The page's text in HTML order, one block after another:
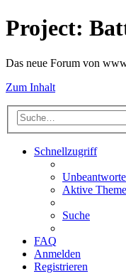
Project:
Das neue Forum von
Zum Inhalt
Schnellzugriff
Aktive
Suche
FAQ
Anmelden
Registrieren